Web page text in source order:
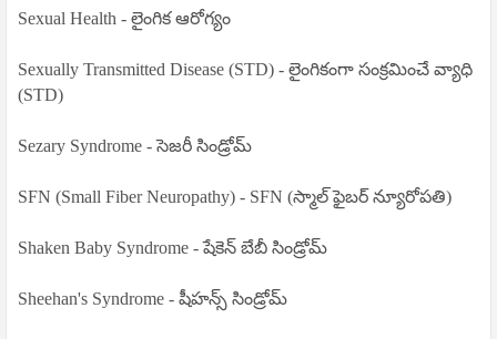
Sexual Health - లైంగిక ఆరోగ్యం
Sexually Transmitted Disease (STD) - లైంగికంగా సంక్రమించే వ్యాధి
(STD)
Sezary Syndrome - సెజరీ సిండ్రోమ్
SFN (Small Fiber Neuropathy) - SFN (స్మాల్ ఫైబర్ న్యూరోపతి)
Shaken Baby Syndrome - షేకెన్ బేబీ సిండ్రోమ్
Sheehan's Syndrome - షీహన్స్ సిండ్రోమ్